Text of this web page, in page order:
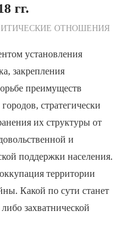
гг.
ОТНОШЕНИЯ
установления
закрепления
преимуществ
стратегически
их структуры от
и
поддержки населения.
территории
Какой по сути станет
захватнической